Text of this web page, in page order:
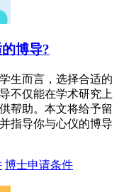
博导?
生而言，选择合适的
不仅能在学术研究上
帮助。本文将给予留
指导你与心仪的博导
博士申请条件